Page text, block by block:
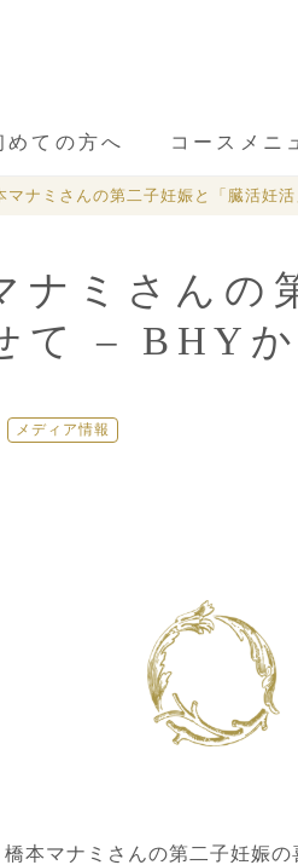
めての方へ コースメニ
マナミさんの第二子妊娠と「臓活妊
ナミさんの
て – BHY
メディア情報
本マナミさんの第二子妊娠の